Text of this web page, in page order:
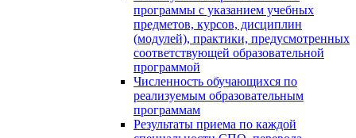
программы с указанием учебных
предметов, курсов, дисциплин
(модулей), практики, предусмотренных
соответствующей образовательной
программой
Численность обучающихся по
реализуемым образовательным
программам
Результаты приема по каждой